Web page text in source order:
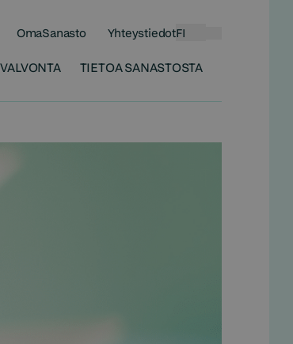
OmaSanasto YhteystiedotFI
TIETOA SANASTOSTA